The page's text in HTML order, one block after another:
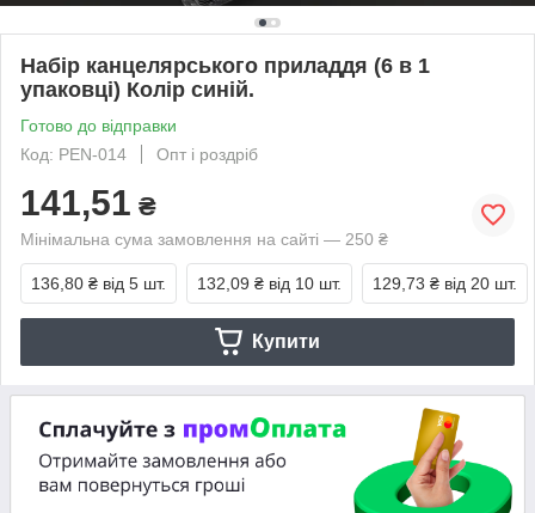
Набір канцелярського приладдя (6 в 1
упаковці) Колір синій.
Готово до відправки
Код: PEN-014
Опт і роздріб
141,51 ₴
Мінімальна сума замовлення на сайті — 250 ₴
136,80 ₴ від 5 шт. 132,09 ₴ від 10 шт. 129,73 ₴ від 20 шт.
Купити